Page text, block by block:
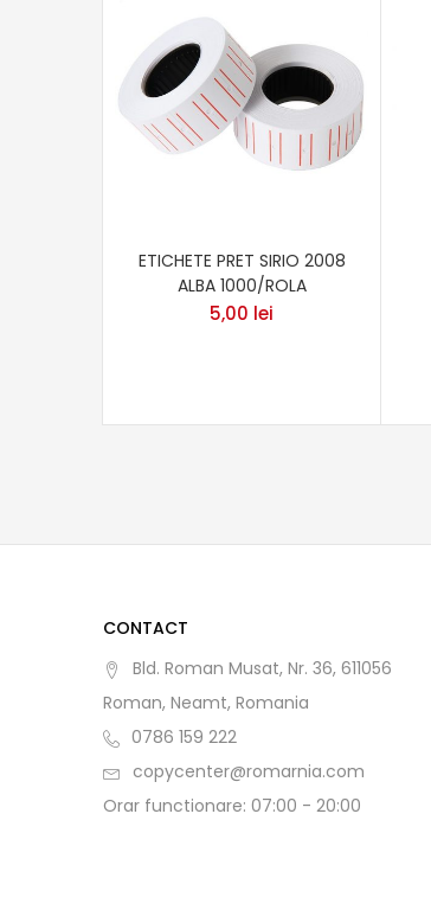
ETICHETE PRET SIRIO 2008
ALBA 1000/ROLA
5,00 lei
CONTACT
Bld. Roman Musat, Nr. 36, 611056
Roman, Neamt, Romania
0786 159 222
copycenter@romarnia.com
Orar functionare: 07:00 - 20:00